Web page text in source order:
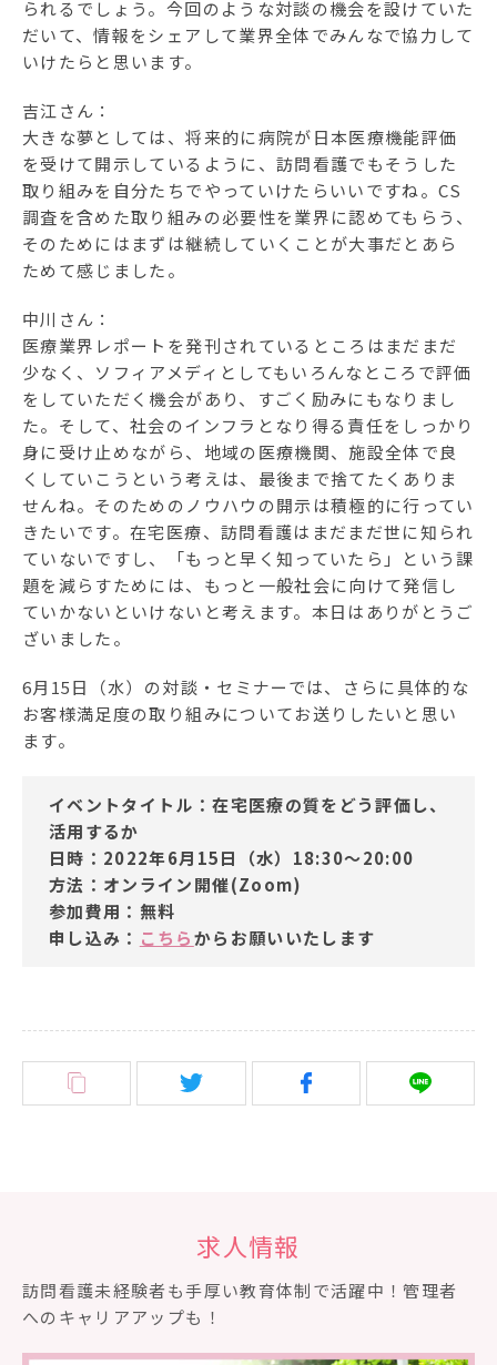
られるでしょう。今回のような対談の機会を設けていた
だいて、情報をシェアして業界全体でみんなで協力して
いけたらと思います。
吉江さん：
大きな夢としては、将来的に病院が日本医療機能評価
を受けて開示しているように、訪問看護でもそうした
取り組みを自分たちでやっていけたらいいですね。CS
調査を含めた取り組みの必要性を業界に認めてもらう、
そのためにはまずは継続していくことが大事だとあら
ためて感じました。
中川さん：
医療業界レポートを発刊されているところはまだまだ
少なく、ソフィアメディとしてもいろんなところで評価
をしていただく機会があり、すごく励みにもなりまし
た。そして、社会のインフラとなり得る責任をしっかり
身に受け止めながら、地域の医療機関、施設全体で良
くしていこうという考えは、最後まで捨てたくありま
せんね。そのためのノウハウの開示は積極的に行ってい
きたいです。在宅医療、訪問看護はまだまだ世に知られ
ていないですし、「もっと早く知っていたら」という課
題を減らすためには、もっと一般社会に向けて発信し
ていかないといけないと考えます。本日はありがとうご
ざいました。
6月15日（水）の対談・セミナーでは、さらに具体的な
お客様満足度の取り組みについてお送りしたいと思い
ます。
イベントタイトル：在宅医療の質をどう評価し、
活用するか
日時：2022年6月15日（水）18:30～20:00
方法：オンライン開催(Zoom)
参加費用：無料
申し込み： こちらからお願いいたします
求人情報
訪問看護未経験者も⼿厚い教育体制で活躍中！管理者
へのキャリアアップも！